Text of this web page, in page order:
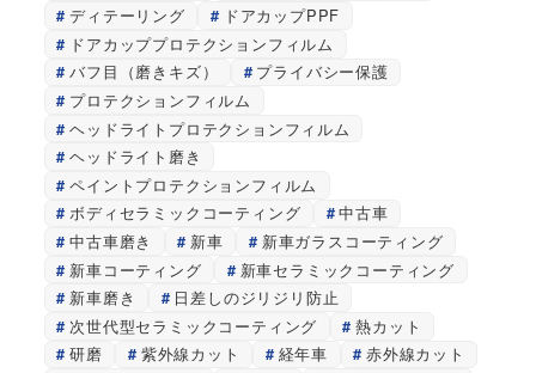
ディテーリング
ドアカップPPF
ドアカッププロテクションフィルム
バフ目（磨きキズ）
プライバシー保護
プロテクションフィルム
ヘッドライトプロテクションフィルム
ヘッドライト磨き
ペイントプロテクションフィルム
ボディセラミックコーティング
中古車
中古車磨き
新車
新車ガラスコーティング
新車コーティング
新車セラミックコーティング
新車磨き
日差しのジリジリ防止
次世代型セラミックコーティング
熱カット
研磨
紫外線カット 経年車
赤外線カット